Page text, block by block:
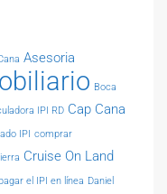
Asesoria
Boca
IPI RD Cap Cana
IPI comprar
Cruise On Land
el IPI en línea Daniel